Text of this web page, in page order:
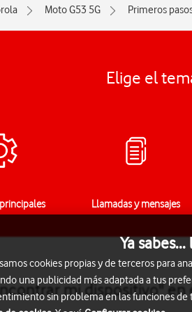
Moto G53 5G Primeros
Elige el
Llamadas y mensajes
mi dispositivo"
Ya
cookies propias y de terceros para
una publicidad más adaptada a tus
sin problema en las funciones